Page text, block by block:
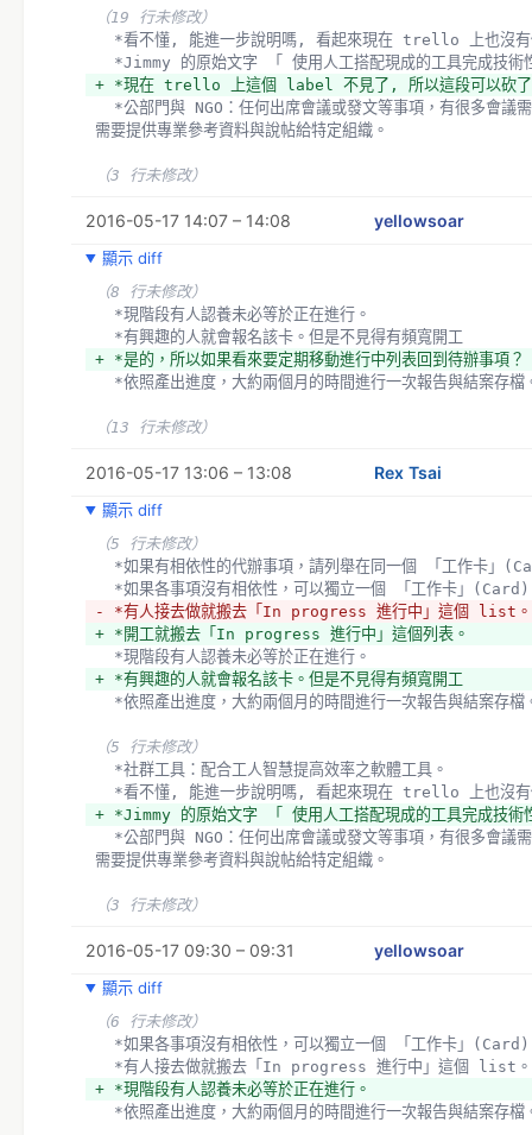
+ *檢討無法產生進度的工作，縮小工作目標或存檔備案。
  標籤使用方式
- *繪圖工作：任何實際關於針對特定區域或匯入或應用改進圖
- *行銷與公共關係：網站、文宣、名片、貼紙、記者訪問、週
型資訊與視覺材料給大眾。
線下活動，提供討論區等。
或監視修改的伺服器建設、管理工具等等。
- *看不懂, 能進一步說明嗎, 看起來現在 trello 上也沒有
- *Jimmy 的原始文字 「 使用人工搭配現成的工具完成技術
- *現在 trello 上這個 label 不見了, 所以這段可以砍
- *公部門與 NGO：任何出席會議或發文等事項，有很多會議
需要提供專業參考資料與說帖給特定組織。
+ *繪圖工作：實際關於針對特定區域或匯入或應用改進圖資的
片、貼紙、記者訪問、新聞稿等。
活動、提供線上討論區等。
地圖圖資或監視修改的伺服器建設、管理工具等等。
+ *公部門與 NGO：需要提供專業參考資料與說帖給特定組織
議、發文、事前準備簡報、事後社群報告等事項。
https://trello.com/b/yzEDSpjn/openstreetmap-
https://trello.com/invite/osmtw/
https://trello.com/c/SYQzSVef/38-label
+
+ 其他討論
+ *社群工具：配合工人智慧提高效率之軟體工具。
+ *看不懂, 能進一步說明嗎, 看起來現在 trello 上也沒有
+ *Jimmy 的原始文字 「 使用人工搭配現成的工具完成技術
+ *現在 trello 上這個 label 不見了, 所以這段可以砍
+ *好的。
（19 行未修改）
*看不懂, 能進一步說明嗎, 看起來現在 trello 上也沒
*Jimmy 的原始文字 「 使用人工搭配現成的工具完成技術
+ *現在 trello 上這個 label 不見了, 所以這段可以砍
需要提供專業參考資料與說帖給特定組織。
（3 行未修改）
2016-05-17 14:07 – 14:08 yellowsoar
顯示 diff
（8 行未修改）
  *現階段有人認養未必等於正在進行。
  *有興趣的人就會報名該卡。但是不見得有頻寬開工
+ *是的，所以如果看來要定期移動進行中列表回到待辦事項？
*依照產出進度，大約兩個月的時間進行一次報告與結案存檔
（13 行未修改）
2016-05-17 13:06 – 13:08 Rex Tsai
顯示 diff
（5 行未修改）
*如果有相依性的代辦事項，請列舉在同一個 「工作卡」
*如果各事項沒有相依性，可以獨立一個 「工作卡」
- *有人接去做就搬去「In progress 進行中」這個 list。
+ *開工就搬去「In progress 進行中」這個列表。
  *現階段有人認養未必等於正在進行。
+ *有興趣的人就會報名該卡。但是不見得有頻寬開工
*依照產出進度，大約兩個月的時間進行一次報告與結案存檔
（5 行未修改）
  *社群工具：配合工人智慧提高效率之軟體工具。
*看不懂, 能進一步說明嗎, 看起來現在 trello 上也沒
+ *Jimmy 的原始文字 「 使用人工搭配現成的工具完成技術
需要提供專業參考資料與說帖給特定組織。
（3 行未修改）
2016-05-17 09:30 – 09:31 yellowsoar
顯示 diff
（6 行未修改）
*如果各事項沒有相依性，可以獨立一個 「工作卡」
  *有人接去做就搬去「In progress 進行中」這個 list。
+ *現階段有人認養未必等於正在進行。
*依照產出進度，大約兩個月的時間進行一次報告與結案存檔